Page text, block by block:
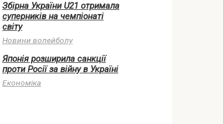
Збірна України U21 отримала
суперників на чемпіонаті
світу
Новини волейболу
Японія розширила санкції
проти Росії за війну в Україні
Економіка